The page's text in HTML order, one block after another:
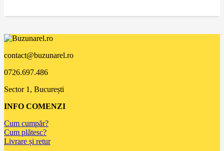
contact@buzunarel.ro
0726.697.486
Sector 1, București
INFO COMENZI
Cum cumpăr?
Cum plătesc?
Livrare și retur